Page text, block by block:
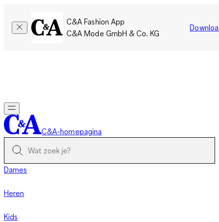
C&A Fashion App
C&A Mode GmbH & Co. KG
C&A-homepagina
Dames
Heren
Kids